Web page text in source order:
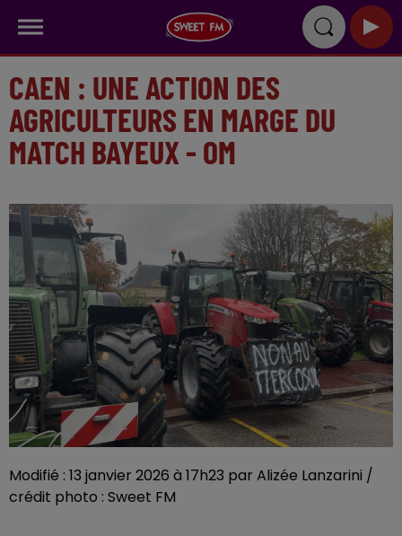
CAEN : UNE ACTION DES
AGRICULTEURS EN MARGE DU
MATCH BAYEUX - OM
Modifié : 13 janvier 2026 à 17h23 par Alizée Lanzarini /
crédit photo : Sweet FM